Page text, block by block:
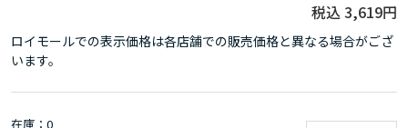
3,619円
ロイモールでの表示価格は各店舗での販売価格と異なる場合がござ
います。
在庫 0